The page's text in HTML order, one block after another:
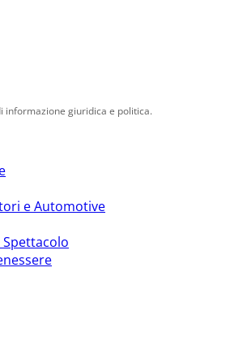
informazione giuridica e politica.
e Automotive
Spettacolo